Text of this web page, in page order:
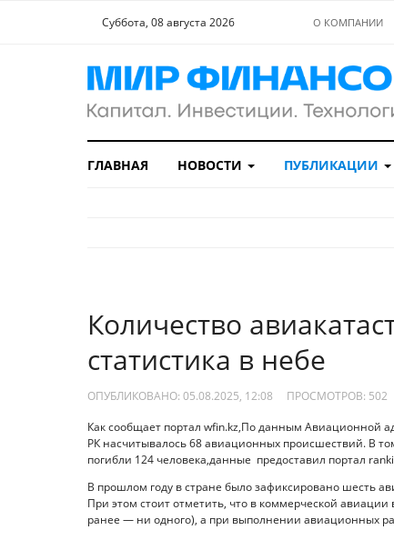
Суббота, 08 августа 2026 О КОМПАНИИ
ГЛАВНАЯ НОВОСТИ ПУБЛИКАЦИИ
Количество
статистика в небе
ОПУБЛИКОВАНО: 05.08.2025, 12:08 ПРОСМОТРОВ: 502
Как сообщает портал wfin.kz,По данным Авиационной
РК насчитывалось 68 авиационных происшествий. В
погибли 124 человека,данные предоставил портал
В прошлом году в стране было зафиксировано шесть
При этом стоит отметить, что в коммерческой
ранее — ни одного), а при выполнении авиационных